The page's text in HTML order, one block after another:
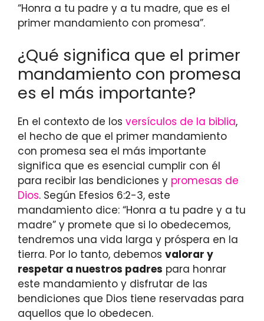
“Honra a tu padre y a tu madre, que es el
primer mandamiento con promesa”.
¿Qué significa que el primer
mandamiento con promesa
es el más importante?
En el contexto de los versículos de la biblia,
el hecho de que el primer mandamiento
con promesa sea el más importante
significa que es esencial cumplir con él
para recibir las bendiciones y promesas de
Dios. Según Efesios 6:2-3, este
mandamiento dice: “Honra a tu padre y a tu
madre” y promete que si lo obedecemos,
tendremos una vida larga y próspera en la
tierra. Por lo tanto, debemos valorar y
respetar a nuestros padres para honrar
este mandamiento y disfrutar de las
bendiciones que Dios tiene reservadas para
aquellos que lo obedecen.